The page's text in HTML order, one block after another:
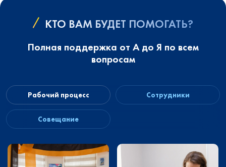
КТО ВАМ БУДЕТ ПОМОГАТЬ?
Полная поддержка от А до Я по всем
вопросам
Рабочий процесс Сотрудники
Совещание